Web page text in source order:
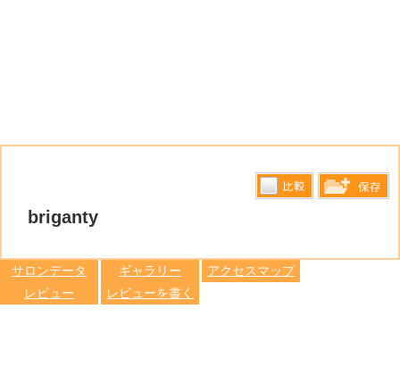
briganty
サロンデータ ギャラリー
アクセスマップ
レビュー
レビューを書く